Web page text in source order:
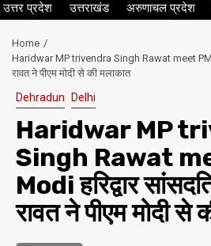
उत्तर प्रदेश उत्तराखंड अरुणाचल प्रदेश
Home
Haridwar MP trivendra Singh Rawat meet PM
रावत ने पीएम मोदी से की मलाकात
Dehradun Delhi
Haridwar MP
Singh Rawat
Modi हरिद्वार
रावत ने पीएम मोदी से